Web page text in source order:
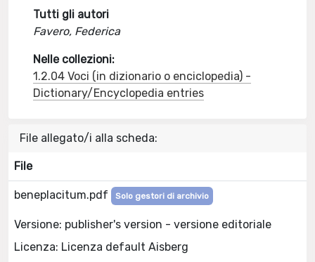
Tutti gli autori
Favero, Federica
Nelle collezioni:
1.2.04 Voci (in dizionario o enciclopedia) -
Dictionary/Encyclopedia entries
File allegato/i alla scheda:
File
beneplacitum.pdf Solo gestori di archivio
Versione: publisher's version - versione editoriale
Licenza: Licenza default Aisberg